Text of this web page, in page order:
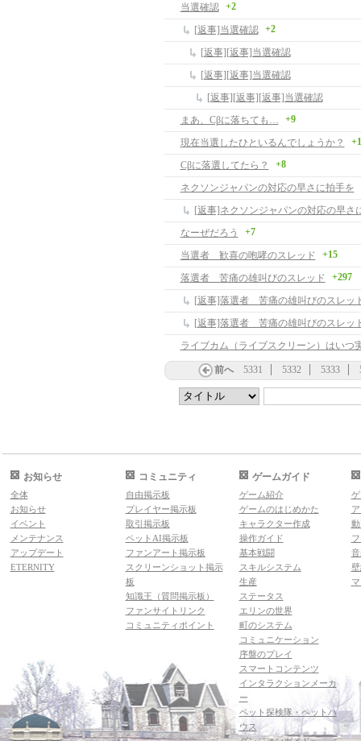
当選確認 +2
[返事]当選確認 +2
[返事][返事]当選確認
[返事][返事]当選確認
[返事][返事][返事]当選確認
まあ、Cβに落ちても…
+9
現在当選したひといるんでしょうか？
Cβに落選してたら？ +8
ネクソンジャパンの対応の早さに拍手を
[返事]ネクソンジャパンの対応の早さ
なーぜだろう
+7
当選者 歓喜の咆哮のスレッド +15
落選者 苦痛の雄叫びのスレッド +297
[返事]落選者 苦痛の雄叫びのスレッ
[返事]落選者 苦痛の雄叫びのスレッ
前へ 5331 5332 5333
お知らせ
全体
お知らせ
イベント
メンテナンス
アップデート
ETERNITY
コミュニティ
自由掲示板
プレイヤー掲示板
取引掲示板
ペットAI掲示板
ファンアート掲示板
スクリーンショット掲示
板
知識王（質問掲示板）
ファンサイトリンク
コミュニティポイント
ゲームガイド
ゲーム紹介
ゲームのはじめかた
キャラクター作成
操作ガイド
基本戦闘
スキルシステム
生産
ステータス
エリンの世界
町のシステム
コミュニケーション
序盤のプレイ
スマートコンテンツ
インタラクションメーカ
ー
ペット探検隊・ペットハ
ウス